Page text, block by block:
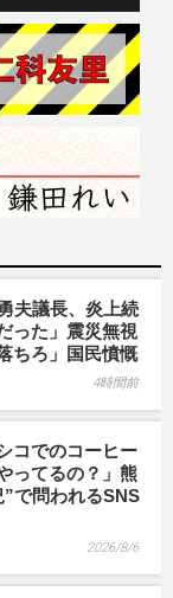
夫議長、炎上続
った」震災無視
ちろ」国民憤慨
4時間前
コでのコーヒー
ってるの？」熊
で問われるSNS
2026/8/6